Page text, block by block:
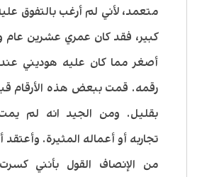
متعمد، لأني لم أرغب بالتفوق
كبير، فقد كان عمري عشرين
أصغر مما كان عليه هوديني
رقمه. قمت ببعض هذه الأرقام
بقليل. ومن الجيد انه لم
تجاربه أو أعماله المثيرة.
من الإنصاف القول بأنني